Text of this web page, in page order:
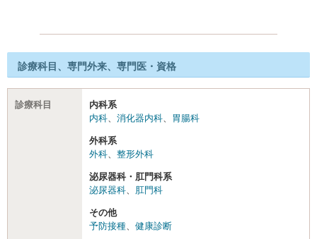
診療科目、専門外来、専門医・資格
診療科目
内科系
内科
消化器内科 胃腸科
外科系
外科
整形外科
泌尿器科・肛門科系
泌尿器科
肛門科
その他
予防接種
健康診断